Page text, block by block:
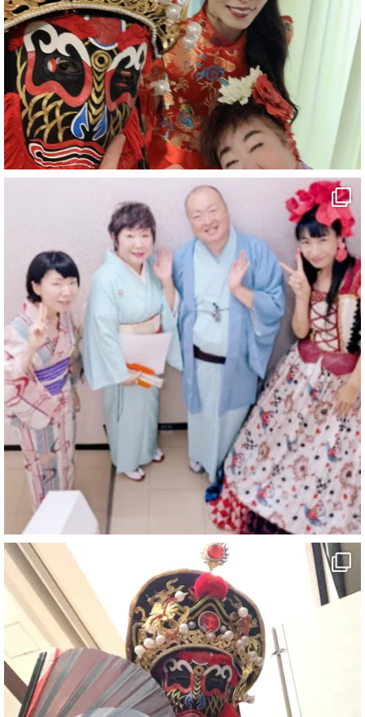
#企業公式がお疲れ様を言い合う
#旅行好きな人と繋がりたい
#一人旅
#女性マジシャン
#出張マジック
#マジシャン派遣
#イリュージョン
#和歌山県
#白浜町
#変面ショー
#イベント
#余興
2 X
マジシャン派遣 パッションプリンセス【公式】
@comedy_illusion · 3 8月
お疲れ様です
ブログ更新しました
「マジシャン和歌山旅 白浜町・文殊堂」
#企業公式がお疲れ様を言い合う
#旅行好きな人と繋がりたい
#一人旅
#女性マジシャン
#出張マジック
#マジシャン派遣
#イリュージョン
#和歌山県
#白浜町
#変面ショー
#イベント
#宴会
#余興